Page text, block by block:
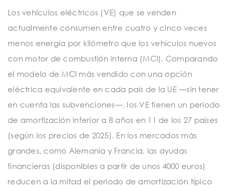
Los vehículos eléctricos (VE) que se venden
actualmente consumen entre cuatro y cinco veces
menos energía por kilómetro que los vehículos nuevos
con motor de combustión interna (MCI). Comparando
el modelo de MCI más vendido con una opción
eléctrica equivalente en cada país de la UE —sin tener
en cuenta las subvenciones—, los VE tienen un periodo
de amortización inferior a 8 años en 11 de los 27 países
(según los precios de 2025). En los mercados más
grandes, como Alemania y Francia, las ayudas
financieras (disponibles a partir de unos 4000 euros)
reducen a la mitad el periodo de amortización típico